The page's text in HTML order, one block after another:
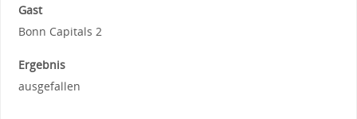
Gast
Bonn Capitals 2
Ergebnis
ausgefallen